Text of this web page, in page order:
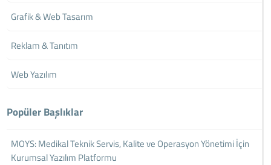
Grafik & Web Tasarım
Reklam & Tanıtım
Web Yazılım
Popüler Başlıklar
MOYS: Medikal Teknik Servis, Kalite ve Operasyon Yönetimi İçin
Kurumsal Yazılım Platformu